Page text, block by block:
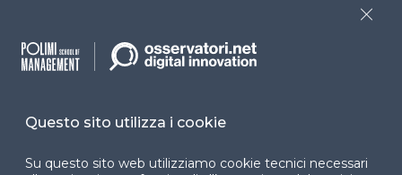
Cookie Center
Facebook LinkedIn
Questo sito utilizza i cookie
Su questo sito web utilizziamo cookie tecnici necessari